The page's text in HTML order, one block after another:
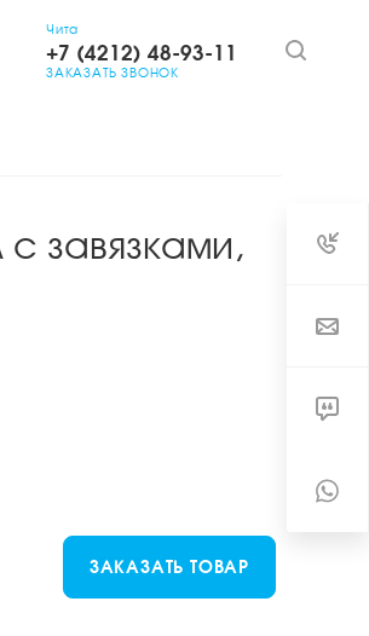
Чита
+7 (4212) 48-93-11
ЗАКАЗАТЬ ЗВОНОК
завязками,
ЗАКАЗАТЬ ТОВАР